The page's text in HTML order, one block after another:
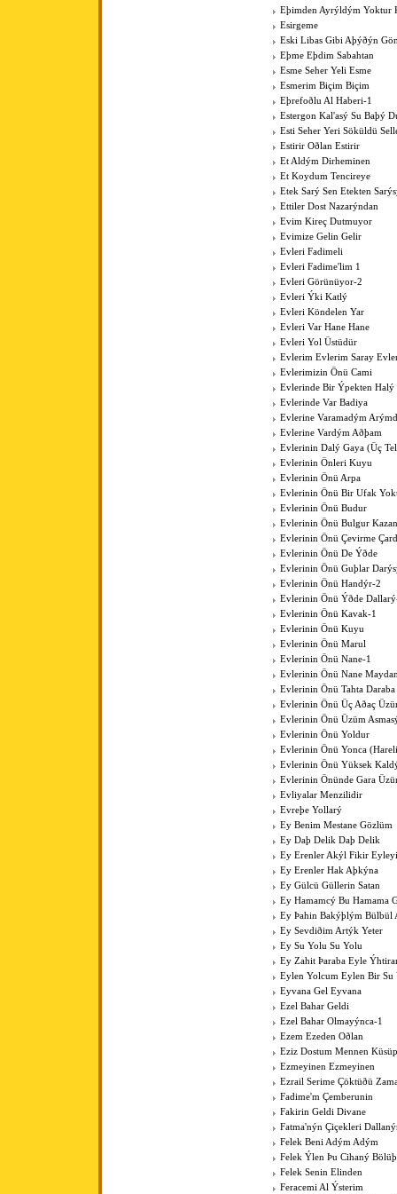
Eþimden Ayrýldým Yoktur
Esirgeme
Eski Libas Gibi Aþýðýn
Eþme Eþdim Sabahtan
Esme Seher Yeli Esme
Esmerim Biçim Biçim
Eþrefoðlu Al Haberi-1
Estergon Kal'asý Su Baþý
Esti Seher Yeri Söküldü
Estirir Oðlan Estirir
Et Aldým Dirheminen
Et Koydum Tencireye
Etek Sarý Sen Etekten
Ettiler Dost Nazarýndan
Evim Kireç Dutmuyor
Evimize Gelin Gelir
Evleri Fadimeli
Evleri Fadime'lim 1
Evleri Görünüyor-2
Evleri Ýki Katlý
Evleri Köndelen Yar
Evleri Var Hane Hane
Evleri Yol Üstüdür
Evlerim Evlerim Saray
Evlerimizin Önü Cami
Evlerinde Bir Ýpekten Halý
Evlerinde Var Badiya
Evlerine Varamadým
Evlerine Vardým Aðþam
Evlerinin Dalý Gaya (Üç
Evlerinin Önleri Kuyu
Evlerinin Önü Arpa
Evlerinin Önü Bir Ufak
Evlerinin Önü Budur
Evlerinin Önü Bulgur
Evlerinin Önü Çevirme
Evlerinin Önü De Ýðde
Evlerinin Önü Guþlar
Evlerinin Önü Handýr-2
Evlerinin Önü Ýðde
Evlerinin Önü Kavak-1
Evlerinin Önü Kuyu
Evlerinin Önü Marul
Evlerinin Önü Nane-1
Evlerinin Önü Nane
Evlerinin Önü Tahta Daraba
Evlerinin Önü Üç Aðaç
Evlerinin Önü Üzüm
Evlerinin Önü Yoldur
Evlerinin Önü Yonca
Evlerinin Önü Yüksek
Evlerinin Önünde Gara
Evliyalar Menzilidir
Evreþe Yollarý
Ey Benim Mestane Gözlüm
Ey Daþ Delik Daþ Delik
Ey Erenler Akýl Fikir
Ey Erenler Hak Aþkýna
Ey Gülcü Güllerin Satan
Ey Hamamcý Bu Hamama
Ey Þahin Bakýþlým Bülbül
Ey Sevdiðim Artýk Yeter
Ey Su Yolu Su Yolu
Ey Zahit Þaraba Eyle
Eylen Yolcum Eylen Bir Su
Eyvana Gel Eyvana
Ezel Bahar Geldi
Ezel Bahar Olmayýnca-1
Ezem Ezeden Oðlan
Eziz Dostum Mennen
Ezmeyinen Ezmeyinen
Ezrail Serime Çöktüðü
Fadime'm Çemberunin
Fakirin Geldi Divane
Fatma'nýn Çiçekleri
Felek Beni Adým Adým
Felek Ýlen Þu Cihaný
Felek Senin Elinden
Feracemi Al Ýsterim